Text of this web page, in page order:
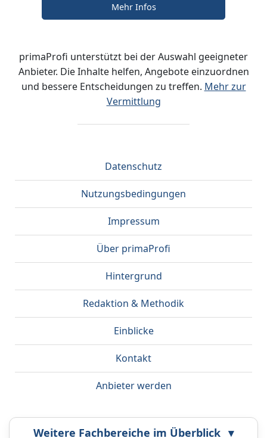
Mehr Infos
primaProfi unterstützt bei der Auswahl geeigneter
Anbieter. Die Inhalte helfen, Angebote einzuordnen
und bessere Entscheidungen zu treffen. Mehr zur
Vermittlung
Datenschutz
Nutzungsbedingungen
Impressum
Über primaProfi
Hintergrund
Redaktion & Methodik
Einblicke
Kontakt
Anbieter werden
Weitere Fachbereiche im Überblick ▾